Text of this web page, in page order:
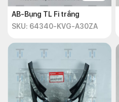
AB-Bụng TL Fi trắng
SKU: 64340-KVG-A30ZA